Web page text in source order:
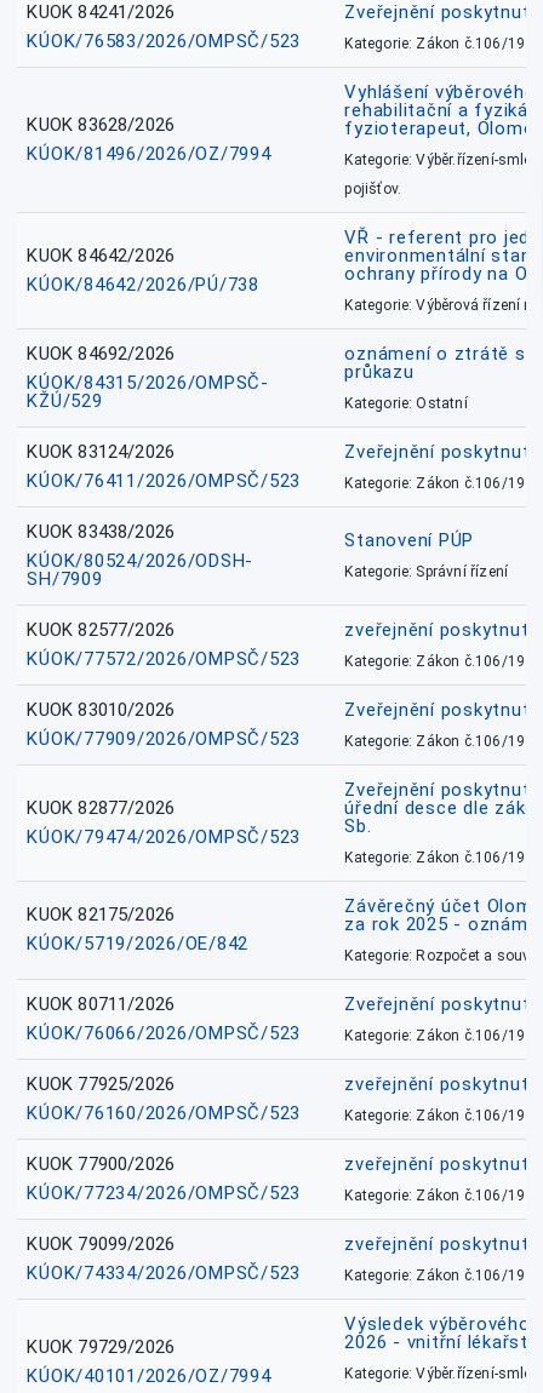
KUOK 84241/2026
KÚOK/76583/2026/OMPSČ/523
Zveřejnění
Kategorie: Zákon č.106/1999
KUOK 83628/2026
KÚOK/81496/2026/OZ/7994
Vyhlášení
rehabilitační a
fyzioterapeut,
Kategorie: Výběr.řízení-
pojišťov.
KUOK 84642/2026
KÚOK/84642/2026/PÚ/738
VŘ - referent pro
environmentální
ochrany přírody na
Kategorie: Výběrová řízení
KUOK 84692/2026
KÚOK/84315/2026/OMPSČ-
KŽÚ/529
oznámení o ztrátě
průkazu
Kategorie: Ostatní
KUOK 83124/2026
KÚOK/76411/2026/OMPSČ/523
Zveřejnění
Kategorie: Zákon č.106/1999
KUOK 83438/2026
KÚOK/80524/2026/ODSH-
SH/7909
Stanovení PÚP
Kategorie: Správní řízení
KUOK 82577/2026
KÚOK/77572/2026/OMPSČ/523
zveřejnění
Kategorie: Zákon č.106/1999
KUOK 83010/2026
KÚOK/77909/2026/OMPSČ/523
Zveřejnění
Kategorie: Zákon č.106/1999
KUOK 82877/2026
KÚOK/79474/2026/OMPSČ/523
Zveřejnění
úřední desce dle
Sb.
Kategorie: Zákon č.106/1999
KUOK 82175/2026
KÚOK/5719/2026/OE/842
Závěrečný účet
za rok 2025 -
Kategorie: Rozpočet a
KUOK 80711/2026
KÚOK/76066/2026/OMPSČ/523
Zveřejnění
Kategorie: Zákon č.106/1999
KUOK 77925/2026
KÚOK/76160/2026/OMPSČ/523
zveřejnění
Kategorie: Zákon č.106/1999
KUOK 77900/2026
KÚOK/77234/2026/OMPSČ/523
zveřejnění
Kategorie: Zákon č.106/1999
KUOK 79099/2026
KÚOK/74334/2026/OMPSČ/523
zveřejnění
Kategorie: Zákon č.106/1999
KUOK 79729/2026
KÚOK/40101/2026/OZ/7994
Výsledek výběrového
2026 - vnitřní
Kategorie: Výběr.řízení-